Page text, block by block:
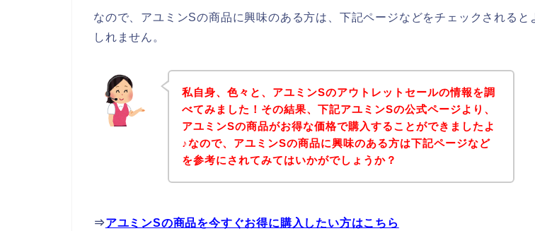
なので、アユミンSの商品に興味のある方は、下記ページなどをチェックされると
しれません。
私自身、色々と、アユミンSのアウトレットセールの情報を調
べてみました！その結果、下記アユミンSの公式ページより、
アユミンSの商品がお得な価格で購入することができましたよ
♪なので、アユミンSの商品に興味のある方は下記ページなど
を参考にされてみてはいかがでしょうか？
⇒アユミンSの商品を今すぐお得に購入したい方はこちら